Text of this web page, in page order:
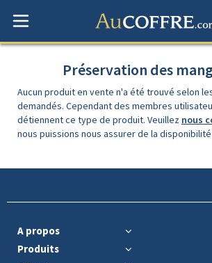
Préservation des
Aucun produit en vente n'a été trouvé selon
demandés. Cependant des membres
détiennent ce type de produit. Veuillez nous
nous puissions nous assurer de la
A propos
Produits